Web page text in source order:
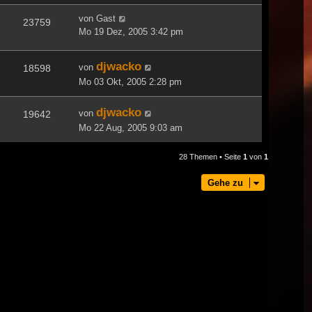
23759 von Gast
Mo 19 Dez, 2005 3:42 pm
18598 von djwacko
Mo 03 Okt, 2005 2:28 pm
19642 von djwacko
Mo 22 Aug, 2005 9:03 am
28 Themen • Seite 1 von 1
Gehe zu